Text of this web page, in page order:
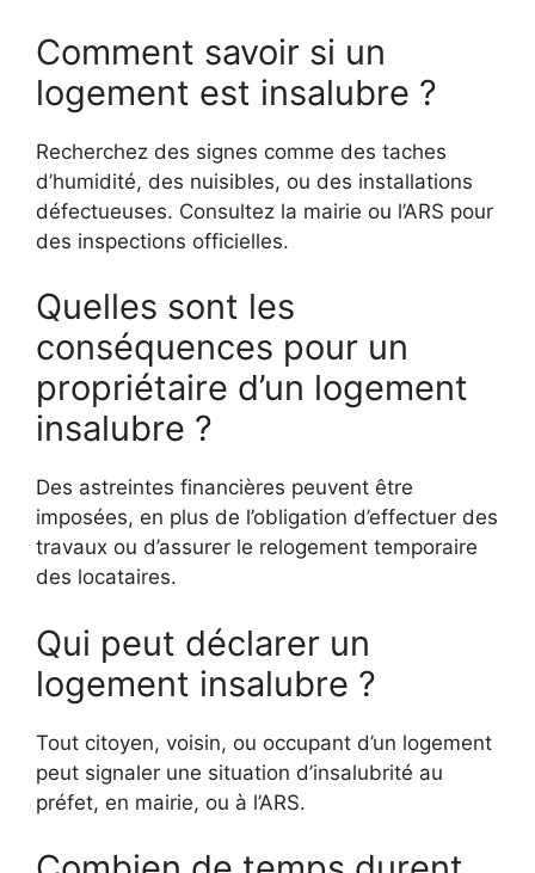
Comment savoir si un
logement est insalubre ?
Recherchez des signes comme des taches
d’humidité, des nuisibles, ou des installations
défectueuses. Consultez la mairie ou l’ARS pour
des inspections officielles.
Quelles sont les
conséquences pour un
propriétaire d’un logement
insalubre ?
Des astreintes financières peuvent être
imposées, en plus de l’obligation d’effectuer des
travaux ou d’assurer le relogement temporaire
des locataires.
Qui peut déclarer un
logement insalubre ?
Tout citoyen, voisin, ou occupant d’un logement
peut signaler une situation d’insalubrité au
préfet, en mairie, ou à l’ARS.